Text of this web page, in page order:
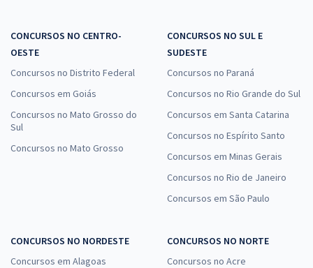
CONCURSOS NO CENTRO-
OESTE
Concursos no Distrito Federal
Concursos em Goiás
Concursos no Mato Grosso do
Sul
Concursos no Mato Grosso
CONCURSOS NO SUL E
SUDESTE
Concursos no Paraná
Concursos no Rio Grande do Sul
Concursos em Santa Catarina
Concursos no Espírito Santo
Concursos em Minas Gerais
Concursos no Rio de Janeiro
Concursos em São Paulo
CONCURSOS NO NORDESTE
Concursos em Alagoas
CONCURSOS NO NORTE
Concursos no Acre